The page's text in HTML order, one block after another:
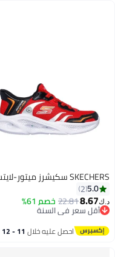
SKECHERS سكيشرز ميتور-لايتس
5.0
2
د.ك‏8.67
22.81خصم 61%
أقل سعر في السنة
أقل سعر في السنة
احصل عليه خلال 11 - 12